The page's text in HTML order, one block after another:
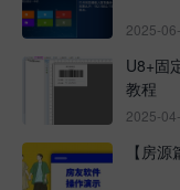
2025-
U8+固
教程
2025-
【房